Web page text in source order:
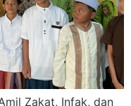
Zakat, Infak, dan